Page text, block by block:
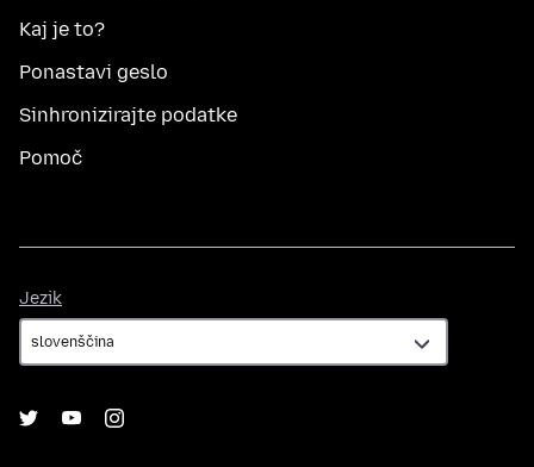
Kaj je to?
Ponastavi geslo
Sinhronizirajte podatke
Pomoč
Jezik